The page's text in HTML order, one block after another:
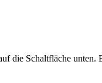
die Schaltfläche unten.